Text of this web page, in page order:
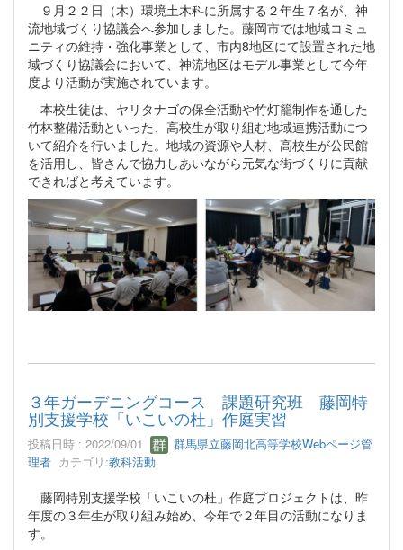
９月２２日（木）環境土木科に所属する２年生７名が、神
流地域づくり協議会へ参加しました。藤岡市では地域コミュ
ニティの維持・強化事業として、市内8地区にて設置された地
域づくり協議会において、神流地区はモデル事業として今年
度より活動が実施されています。
本校生徒は、ヤリタナゴの保全活動や竹灯籠制作を通した
竹林整備活動といった、高校生が取り組む地域連携活動につ
いて紹介を行いました。地域の資源や人材、高校生が公民館
を活用し、皆さんで協力しあいながら元気な街づくりに貢献
できればと考えています。
３年ガーデニングコース 課題研究班 藤岡特
別支援学校「いこいの杜」作庭実習
投稿日時 : 2022/09/01
群馬県立藤岡北高等学校Webページ管
理者 カテゴリ:教科活動
藤岡特別支援学校「いこいの杜」作庭プロジェクトは、昨
年度の３年生が取り組み始め、今年で２年目の活動になりま
す。